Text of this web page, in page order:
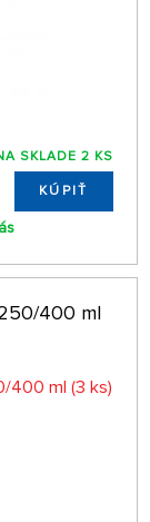
SKLADE 2 KS
KÚPIŤ
400 ml